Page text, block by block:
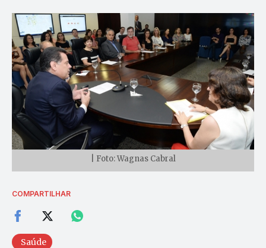
| Foto: Wagnas Cabral
COMPARTILHAR
Saúde